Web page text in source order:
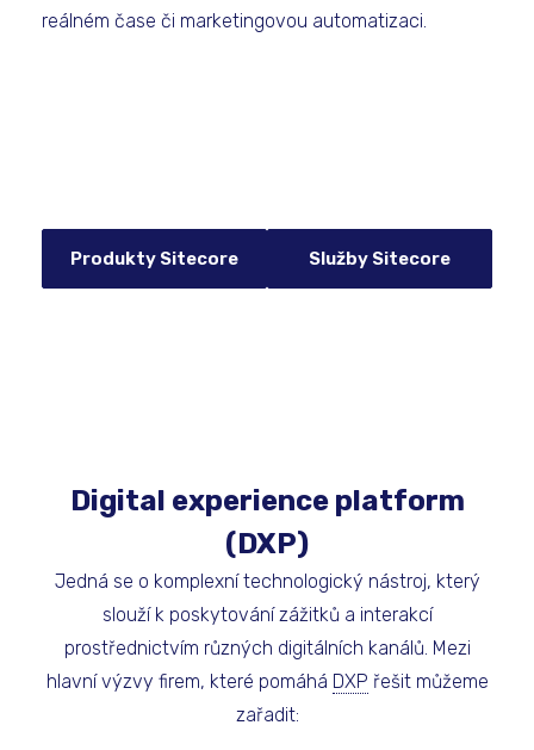
reálném čase či marketingovou automatizaci.
Produkty Sitecore Služby Sitecore
Digital experience platform
(DXP)
Jedná se o komplexní technologický nástroj, který
slouží k poskytování zážitků a interakcí
prostřednictvím různých digitálních kanálů. Mezi
hlavní výzvy firem, které pomáhá DXP řešit můžeme
zařadit: